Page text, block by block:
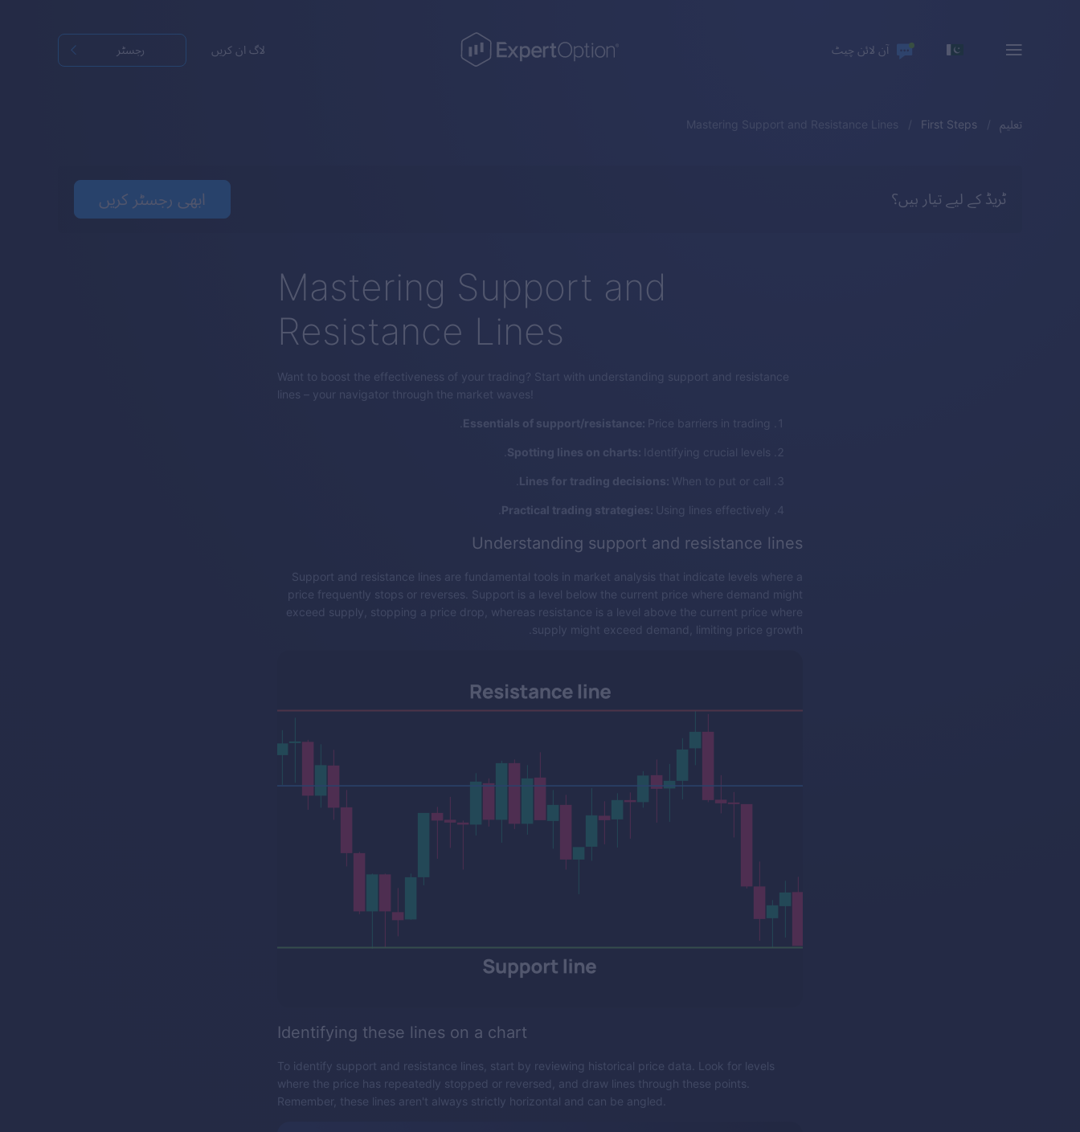
آن لائن چیٹ لاگ ان کریں رجسٹر
تعلیم First Steps
Mastering Support and Resistance Lines
ٹریڈ کے لیے تیار ہیں؟ ابھی رجسٹر کریں
Mastering Support and
Resistance Lines
Want to boost the effectiveness of your trading? Start with understanding support and resistance
lines – your navigator through the market waves!
Essentials of support/resistance: Price barriers in trading.
Spotting lines on charts: Identifying crucial levels.
Lines for trading decisions: When to put or call.
Practical trading strategies: Using lines effectively.
Understanding support and resistance lines
Support and resistance lines are fundamental tools in market analysis that indicate levels where a
price frequently stops or reverses. Support is a level below the current price where demand might
exceed supply, stopping a price drop, whereas resistance is a level above the current price where
supply might exceed demand, limiting price growth.
Identifying these lines on a chart
To identify support and resistance lines, start by reviewing historical price data. Look for levels
where the price has repeatedly stopped or reversed, and draw lines through these points.
Remember, these lines aren't always strictly horizontal and can be angled.